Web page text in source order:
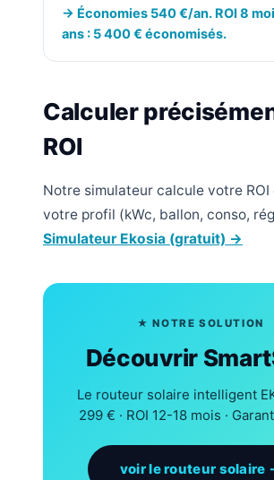
→ Économies 540 €/an. ROI 8
ans : 5 400 € économisés.
Calculer
ROI
Notre simulateur calcule votre ROI
votre profil (kWc, ballon, conso,
Simulateur Ekosia (gratuit) →
★ NOTRE SOLUTION
Découvrir
Le routeur solaire intelligent
299 € · ROI 12-18 mois ·
voir le routeur solaire